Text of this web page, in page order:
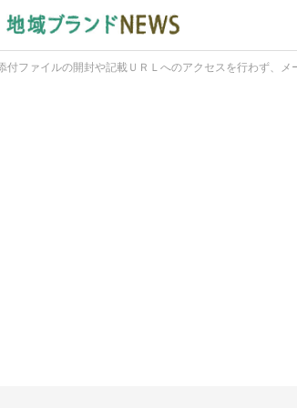
ファイルの開封や記載ＵＲＬへのアクセスを行わず、メ